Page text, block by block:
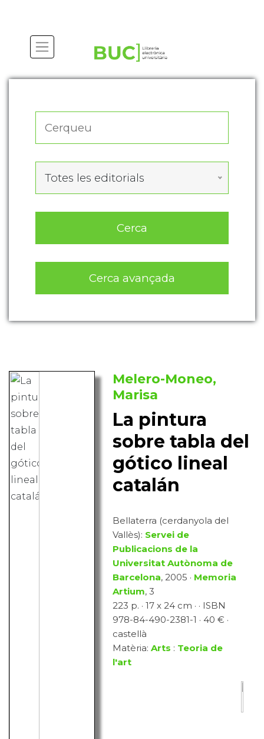
Totes les editorials
Cerca
Cerca avançada
Melero-Moneo,
Marisa
La pintura
sobre tabla del
gótico lineal
catalán
Bellaterra (cerdanyola del
Vallès): Servei de
Publicacions de la
Universitat Autònoma de
Barcelona, 2005 · Memoria
Artium, 3
223 p. · 17 x 24 cm · · ISBN
978-84-490-2381-1 · 40 € ·
castellà
Matèria:Arts : Teoria de
l'art